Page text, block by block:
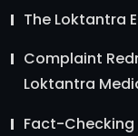
The Loktantra
Complaint
Loktantra
Fact-Checking